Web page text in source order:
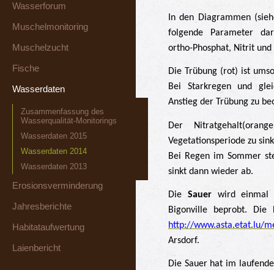
Wasserforum
Muschelmonitoring
Muschelzucht
Fische
Wasserdaten
Zusammenfassung des
Wasserqualität-Monitorings
Wasserdaten 2015
Wasserdaten 2014
Wasserdaten 2013
Erosionsverminderung
Jahresberichte
Habitataufwertung
Laienbericht
In den Diagrammen
folgende Parameter
ortho-Phosphat, Nitrit
Die Trübung (rot) ist
Bei Starkregen und
Anstieg der Trübung zu
Der
Vegetationsperiode zu
Bei Regen im Sommer
sinkt dann wieder ab.
Die Sauerwird einmal
Bigonville beprobt. Die
http://www.asta.etat.lu/
Arsdorf.
Die Sauer hat im